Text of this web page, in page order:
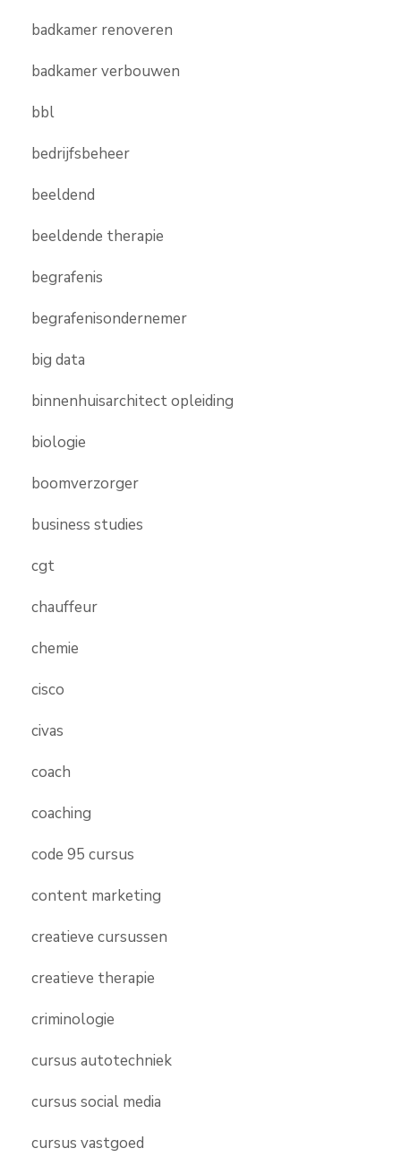
badkamer renoveren
badkamer verbouwen
bbl
bedrijfsbeheer
beeldend
beeldende therapie
begrafenis
begrafenisondernemer
big data
binnenhuisarchitect opleiding
biologie
boomverzorger
business studies
cgt
chauffeur
chemie
cisco
civas
coach
coaching
code 95 cursus
content marketing
creatieve cursussen
creatieve therapie
criminologie
cursus autotechniek
cursus social media
cursus vastgoed